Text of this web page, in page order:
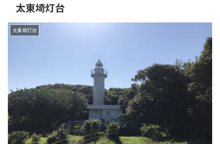
太東埼灯台
太東埼灯台